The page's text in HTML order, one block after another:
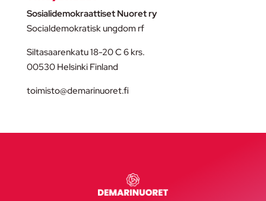
Sosialidemokraattiset Nuoret ry
Socialdemokratisk ungdom rf
Siltasaarenkatu 18-20 C 6 krs.
00530 Helsinki Finland
toimisto@demarinuoret.fi